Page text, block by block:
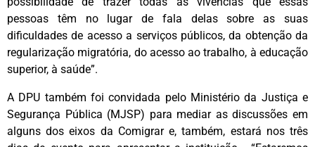
pessoas têm no lugar de fala delas sobre as suas
dificuldades de acesso a serviços públicos, da obtenção da
regularização migratória, do acesso ao trabalho, à educação
superior, à saúde”.
A DPU também foi convidada pelo Ministério da Justiça e
Segurança Pública (MJSP) para mediar as discussões em
alguns dos eixos da Comigrar e, também, estará nos três